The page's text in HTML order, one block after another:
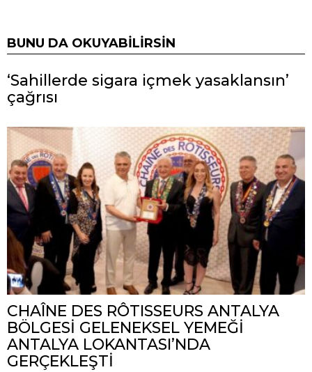
BUNU DA OKUYABILIRSIN
‘Sahillerde sigara içmek yasaklansın’
çağrısı
CHAÎNE DES RÔTISSEURS ANTALYA
BÖLGESİ GELENEKSEL YEMEĞİ
ANTALYA LOKANTASI’NDA
GERÇEKLEŞTİ